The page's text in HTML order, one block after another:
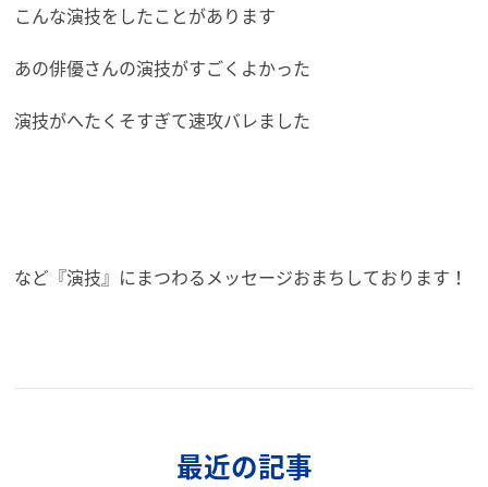
こんな演技をしたことがあります
あの俳優さんの演技がすごくよかった
演技がへたくそすぎて速攻バレました
など『演技』にまつわるメッセージおまちしております！
最近の記事